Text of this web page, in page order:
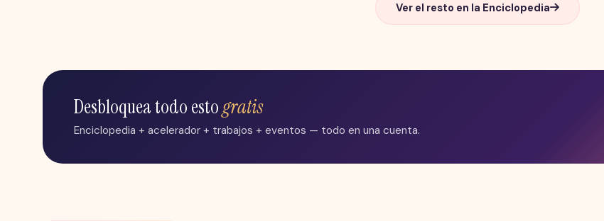
Ver el resto en la Enciclopedia
Desbloquea todo estogratis
Enciclopedia + acelerador + trabajos + eventos — todo en una cuenta.